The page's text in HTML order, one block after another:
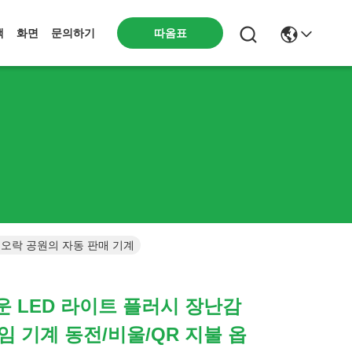
화면 문의하기 따옴표
락 공원의 자동 판매 기계
LED 라이트 플러시 장난감
기계 동전/비울/QR 지불 옵